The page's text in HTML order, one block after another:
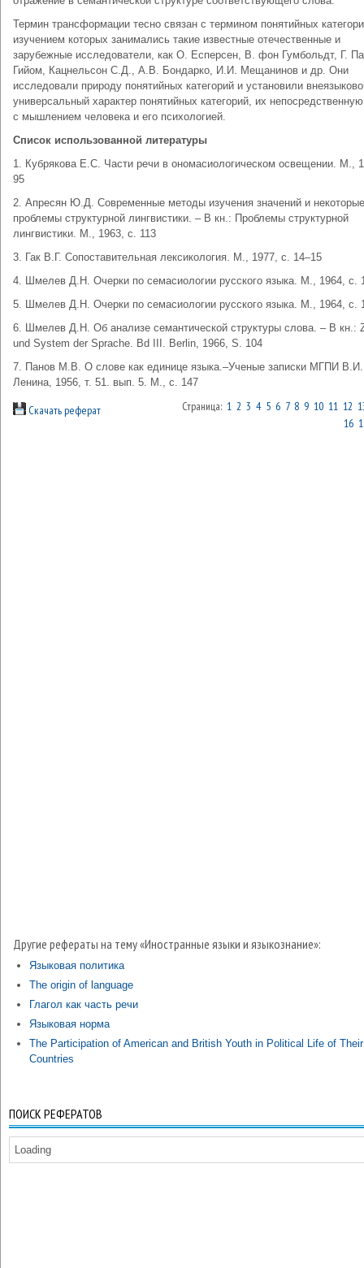
Термин трансформации тесно связан с термином понятийных
изучением которых занимались такие известные отечественные и
зарубежные исследователи, как О. Есперсен, В. фон Гумбольдт, Г.
Гийом, Кацнельсон С.Д., А.В. Бондарко, И.И. Мещанинов и др. Они
исследовали природу понятийных категорий и установили
универсальный характер понятийных категорий, их
с мышлением человека и его психологией.
Список использованной литературы
1. Кубрякова Е.С. Части речи в ономасиологическом освещении. М.,
95
2. Апресян Ю.Д. Современные методы изучения значений и некоторые
проблемы структурной лингвистики. – В кн.: Проблемы структурной
лингвистики. М., 1963, с. 113
3. Гак В.Г. Сопоставительная лексикология. М., 1977, с. 14–15
4. Шмелев Д.Н. Очерки по семасиологии русского языка. М., 1964, с.
5. Шмелев Д.Н. Очерки по семасиологии русского языка. М., 1964, с.
6. Шмелев Д.Н. Об анализе семантической структуры слова. – В кн.:
und System der Sprache. Bd III. Berlin, 1966, S. 104
7. Панов М.В. О слове как единице языка.–Ученые записки МГПИ В.И.
Ленина, 1956, т. 51. вып. 5. М., с. 147
Скачать реферат Страница: 1 2 3 4 5 6 7 8 9 10 11 12
16
Другие рефераты на тему «Иностранные языки и языкознание»:
Языковая политика
The origin of language
Глагол как часть речи
Языковая норма
The Participation of American and British Youth in Political Life of Their
Countries
ПОИСК РЕФЕРАТОВ
Loading